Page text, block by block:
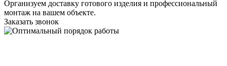
Организуем доставку готового изделия и профессиональный
монтаж на вашем объекте.
Заказать звонок